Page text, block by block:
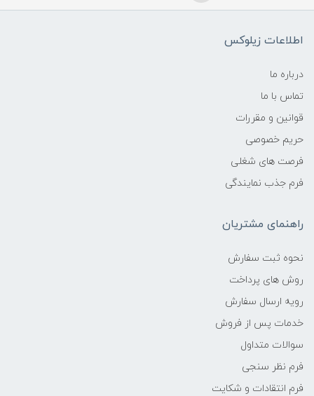
اطلاعات زیلوکس
درباره ما
تماس با ما
قوانین و مقررات
حریم خصوصی
فرصت های شغلی
فرم جذب نمایندگی
راهنمای مشتریان
نحوه ثبت سفارش
روش های پرداخت
رویه ارسال سفارش
خدمات پس از فروش
سوالات متداول
فرم نظر سنجی
فرم انتقادات و شکایت